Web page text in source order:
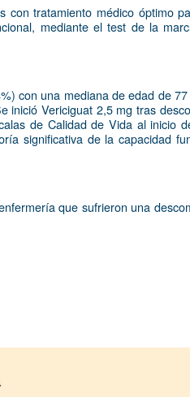
con tratamiento médico
mediante el test de la
con una mediana de edad de
inició Vericiguat 2,5 mg tras
de Calidad de Vida al inicio
significativa de la capacidad
que sufrieron una